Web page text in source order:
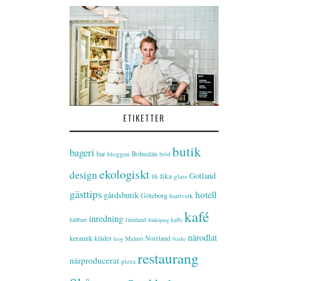
ETIKETTER
bageri bar bloggen Bohuslän bröd butik
designekologiskt fik fika glass Gotland
gästtips gårdsbutik Göteborg hantverk hotell
hållbart inredning Jämtland Jönköping kaffe kafé
keramik kläder krog Malmö Norrland Närke närodlat
närproducerat pizza restaurang